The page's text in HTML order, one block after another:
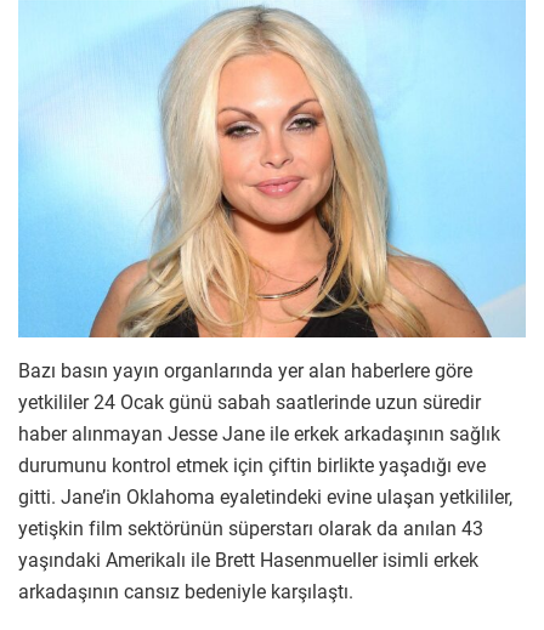
Bazı basın yayın organlarında yer alan haberlere göre
yetkililer 24 Ocak günü sabah saatlerinde uzun süredir
haber alınmayan Jesse Jane ile erkek arkadaşının sağlık
durumunu kontrol etmek için çiftin birlikte yaşadığı eve
gitti. Jane’in Oklahoma eyaletindeki evine ulaşan yetkililer,
yetişkin film sektörünün süperstarı olarak da anılan 43
yaşındaki Amerikalı ile Brett Hasenmueller isimli erkek
arkadaşının cansız bedeniyle karşılaştı.